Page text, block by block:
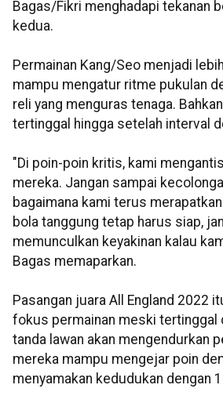
Bagas/Fikri menghadapi tekanan
kedua.
Permainan Kang/Seo menjadi
mampu mengatur ritme pukulan
reli yang menguras tenaga.
tertinggal hingga setelah interval
"Di poin-poin kritis, kami
mereka. Jangan sampai
bagaimana kami terus
bola tanggung tetap harus siap,
memunculkan keyakinan kalau
Bagas memaparkan.
Pasangan juara All England 2022
fokus permainan meski tertinggal
tanda lawan akan mengendurkan
mereka mampu mengejar poin
menyamakan kedudukan dengan